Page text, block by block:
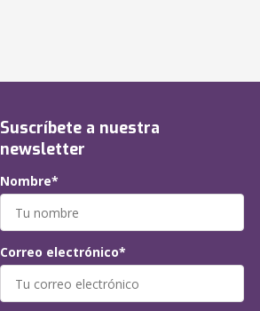
Suscríbete a nuestra
newsletter
Nombre*
Correo electrónico*